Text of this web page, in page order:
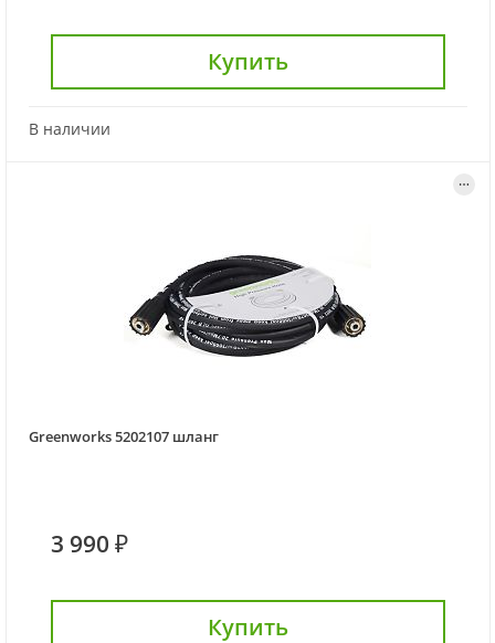
Купить
В наличии
Greenworks 5202107 шланг
3 990 ₽
Купить